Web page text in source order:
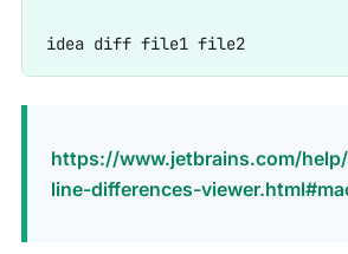
https://www.jetbrains.com/
line-differences-